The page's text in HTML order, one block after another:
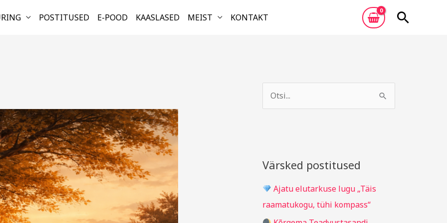
POSTITUSED E-POOD KAASLASED MEIST KONTAKT Otsi
c
f
o
Värsked postitused
Ajatu elutarkuse lugu „Täis
raamatukogu, tühi kompass“
h
b
g
i
d